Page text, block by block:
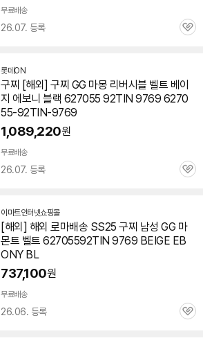
무료배송
26.07. 등록
관
롯데ON
구찌 [해외] 구찌 GG 마몽 리버시블 벨트 베이
지 에보니 블랙 627055 92TIN 9769 6270
55-92TIN-9769
1,089,220원
무료배송
26.07. 등록
관
이마트인터넷쇼핑몰
[해외] 해외 로마배송 SS25 구찌 남성 GG 마
몬트 벨트 62705592TIN 9769 BEIGE EB
ONY BL
737,100원
무료배송
26.06. 등록
관